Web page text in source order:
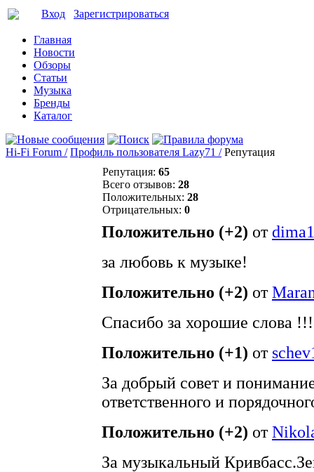
Вход Зарегистрироваться
Главная
Новости
Обзоры
Статьи
Музыка
Бренды
Каталог
Hi-Fi Forum / Профиль пользователя Lazy71 / Репутация
Репутация: 65
Всего отзывов: 28
Положительных: 28
Отрицательных: 0
Положительно (+2) от
за любовь к музыке!
Положительно (+2) от
Cпасибо за хорошие слова !!!
Положительно (+1) от
За добрый совет и
ответственного и
Положительно (+2) от
За музыкальный